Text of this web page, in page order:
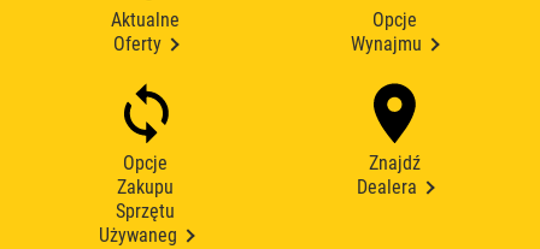
Aktualne
Oferty
Opcje
Wynajmu
Opcje
Zakupu
Sprzętu
Używaneg
Znajdź
Dealera